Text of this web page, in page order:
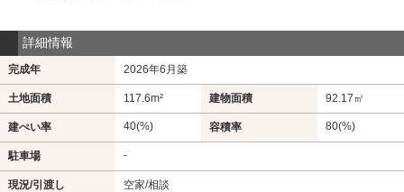
詳細情報
完成年 2026年6月築
土地面積 117.6m² 建物面積 92.17㎡
建ぺい率 40(%) 容積率 80(%)
駐車場 -
現況/引渡し 空家/相談